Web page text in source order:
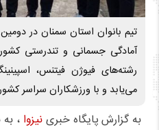
تیم بانوان استان سمنان در
آمادگی جسمانی و تندرستی
رشته‌های فیوژن فیتنس،
می‌یابد و با ورزشکاران سراسر
به گزارش پایگاه خبرینیزوا ،